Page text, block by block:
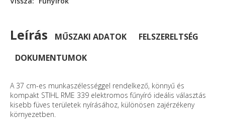
Leírás MŰSZAKI ADATOK
FELSZERELTSÉG
DOKUMENTUMOK
A 37 cm-es munkaszélességgel rendelkező, könnyű és
kompakt STIHL RME 339 elektromos fűnyíró ideális választás
kisebb füves területek nyírásához, különösen zajérzékeny
környezetben.